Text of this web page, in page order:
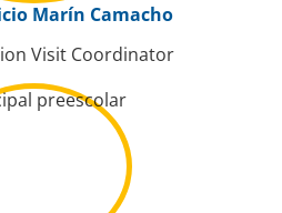
Marín Camacho
Visit Coordinator